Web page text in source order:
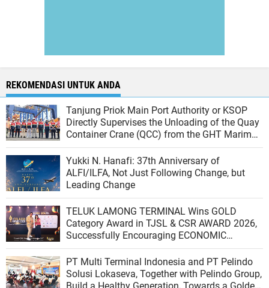
REKOMENDASI UNTUK ANDA
Tanjung Priok Main Port Authority or KSOP
Directly Supervises the Unloading of the Quay
Container Crane (QCC) from the GHT Marimas
Ship at the North JICT Pier
Yukki N. Hanafi: 37th Anniversary of
ALFI/ILFA, Not Just Following Change, but
Leading Change
TELUK LAMONG TERMINAL Wins GOLD
Category Award in TJSL & CSR AWARD 2026,
Successfully Encouraging ECONOMIC
INDEPENDENCE OF COASTAL COMMUNITIES
PT Multi Terminal Indonesia and PT Pelindo
Solusi Lokaseva, Together with Pelindo Group,